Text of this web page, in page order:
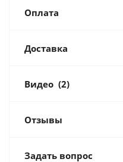
Оплата
Доставка
Видео (2)
Отзывы
Задать вопрос